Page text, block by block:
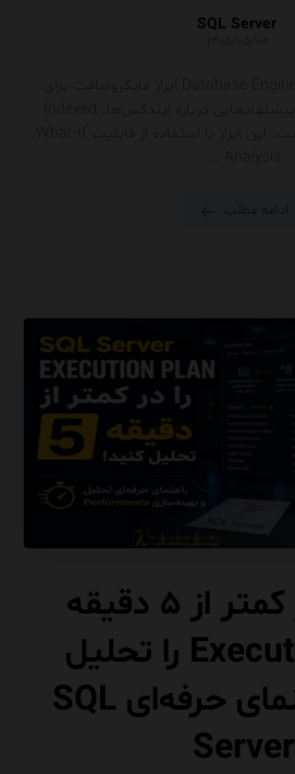
SQL Server
ادامه مطلب
چگونه در کمتر از ۵ دقیقه
Execution Plan را تحلیل
کنیم؟ راهنمای حرفه‌ای SQL
Server